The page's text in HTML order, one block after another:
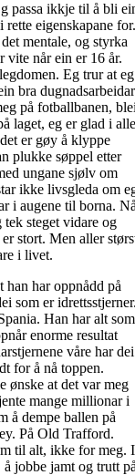
passa ikkje til å bli
eigenskapane for.
mentale, og styrka
vite når ein er 16 år.
Eg trur at
bra dugnadsarbeidar
på fotballbanen,
laget, eg er glad i
er gøy å klyppe
plukke søppel etter
ungane sjølv om
ikke livsgleda om
i augene til borna.
steget vidare og
stort. Men aller
i livet.
har oppnådd på
som er
Han har alt som
enorme resultat
våre har dei
for å nå toppen.
ønske at det var meg
mange millionar i
å dempe ballen på
På Old Trafford.
til alt, ikke for meg. I
jobbe jamt og trutt